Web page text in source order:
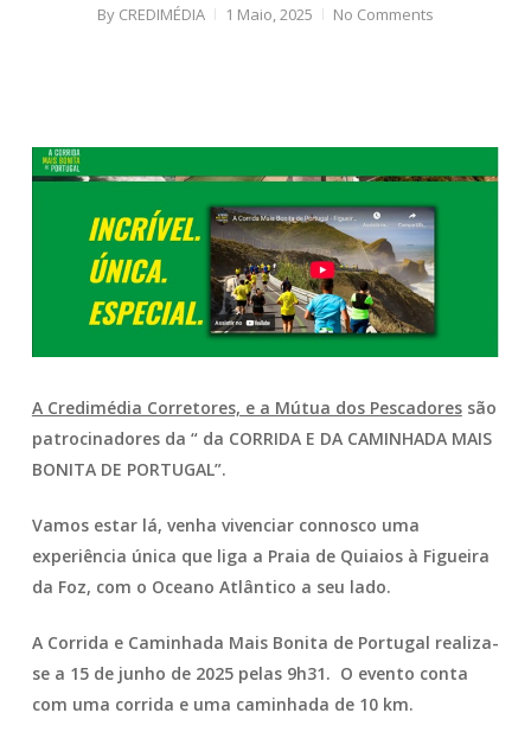
By CREDIMÉDIA 1 Maio, 2025 No Comments
A Credimédia Corretores, e a Mútua dos Pescadoressão
patrocinadores da “ da CORRIDA E DA CAMINHADA MAIS
BONITA DE PORTUGAL”.
Vamos estar lá, venha vivenciar connosco uma
experiência única que liga a Praia de Quiaios à Figueira
da Foz, com o Oceano Atlântico a seu lado.
A Corrida e Caminhada Mais Bonita de Portugal realiza-
se a 15 de junho de 2025 pelas 9h31. O evento conta
com uma corrida e uma caminhada de 10 km.